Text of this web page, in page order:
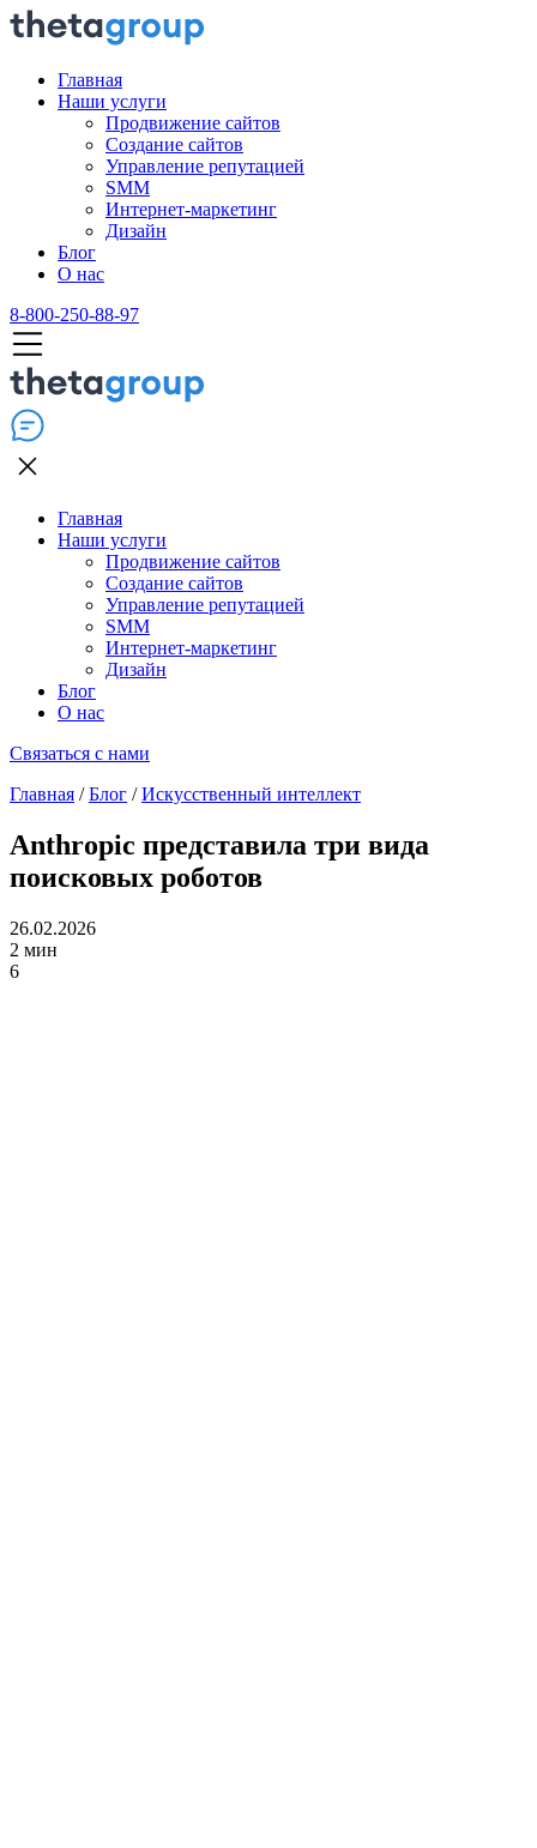
Главная
Наши услуги
Продвижение сайтов
Создание сайтов
Управление репутацией
SMM
Интернет-маркетинг
Дизайн
Блог
О нас
8-800-250-88-97
Главная
Наши услуги
Продвижение сайтов
Создание сайтов
Управление репутацией
SMM
Интернет-маркетинг
Дизайн
Блог
О нас
Связаться с нами
Главная /Блог /Искусственный интеллект
Anthropic представила три вида
поисковых роботов
26.02.2026
2 мин
6